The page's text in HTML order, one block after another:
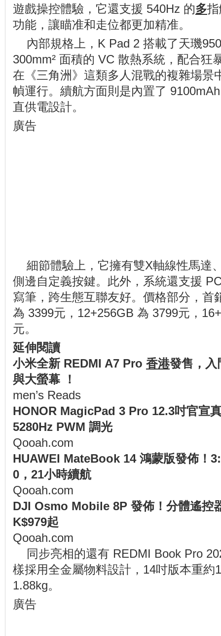
遊戲操控體驗，它還支援 540Hz 的多
功能，讓瞄准和走位都更加精准。
內部規格上，K Pad 2 搭載了天璣
300mm² 面積的 VC 散熱系統，配合狂
在《三角洲》這類多人混戰的複雜場景
幀運行。續航方面則是內置了
直供電設計。
廣告
細節體驗上，它擁有雙X軸線性馬達
側邊自定義按鍵。此外，系統還支援
寫筆，跨生態互聯友好。價格部分，首
為 3399元，12+256GB 為 3799元，
元。
延伸閱讀
小米全新 REDMI A7 Pro 香港發售，入
與大螢幕 ！
men’s Reads
HONOR MagicPad 3 Pro 12.3吋官宣
5280Hz PWM 調光
Qooah.com
HUAWEI MateBook 14 鴻蒙版發佈！
0，21小時續航
Qooah.com
DJI Osmo Mobile 8P 發佈！分體遙控
K$979起
Qooah.com
同步亮相的還有 REDMI Book Pro
樣採用全金屬物料設計，14吋版本重約
1.88kg。
廣告